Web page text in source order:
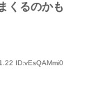
くるのかも
ID:vEsQAMmi0